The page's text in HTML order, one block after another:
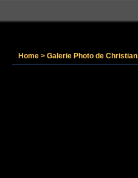
Home > Galerie Photo de Christian